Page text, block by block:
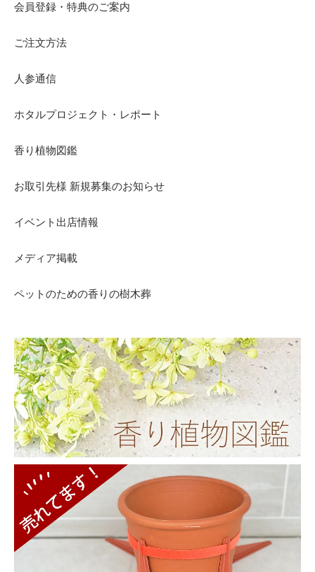
会員登録・特典のご案内
ご注文方法
人参通信
ホタルプロジェクト・レポート
香り植物図鑑
お取引先様 新規募集のお知らせ
イベント出店情報
メディア掲載
ペットのための香りの樹木葬